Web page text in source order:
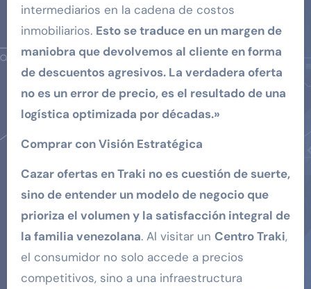
intermediarios en la cadena de costos
inmobiliarios. Esto se traduce en un margen de
maniobra que devolvemos al cliente en forma
de descuentos agresivos. La verdadera oferta
no es un error de precio, es el resultado de una
logística optimizada por décadas.»
Comprar con Visión Estratégica
Cazar ofertas en Traki no es cuestión de suerte,
sino de entender un modelo de negocio que
prioriza el volumen y la satisfacción integral de
la familia venezolana. Al visitar un Centro Traki,
el consumidor no solo accede a precios
competitivos, sino a una infraestructura